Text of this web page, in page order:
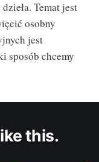
Temat jest
osobny
jest
sposób chcemy
this.